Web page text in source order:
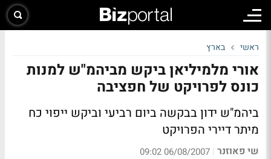
ראשי בארץ
אורי מלמיליאן ביקש מביהמ"ש למנות
כונס לפרויקט של חפציבה
ביהמ"ש ידון בבקשה ביום רביעי וביקש ייפוי כח
מיתר דיירי הפרויקט
שי פאוזנר |
06/08/2007 09:02